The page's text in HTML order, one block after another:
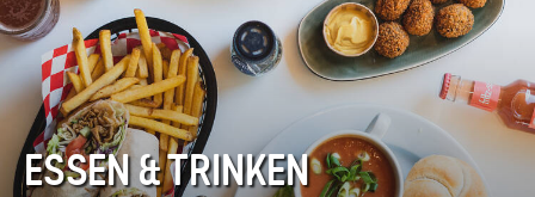
ESSEN & TRINKEN